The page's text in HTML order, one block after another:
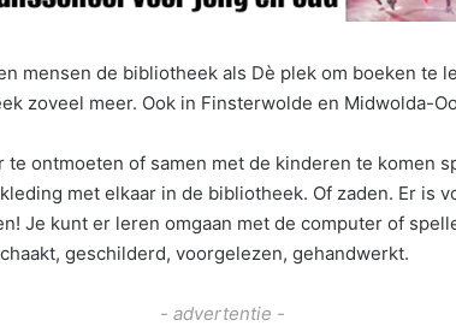
mensen de bibliotheek als Dè plek om boeken te
zoveel meer. Ook in Finsterwolde en Midwolda-
te ontmoeten of samen met de kinderen te komen
met elkaar in de bibliotheek. Of zaden. Er is
Je kunt er leren omgaan met de computer of
geschilderd, voorgelezen, gehandwerkt.
- advertentie -